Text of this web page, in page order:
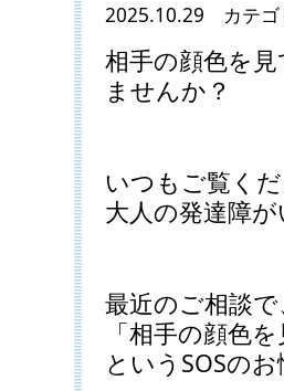
2025.10.29 カテゴ
相手の顔色を
ませんか？
いつもご覧く
大人の発達障
最近のご相談で
「相手の顔色
というSOSの